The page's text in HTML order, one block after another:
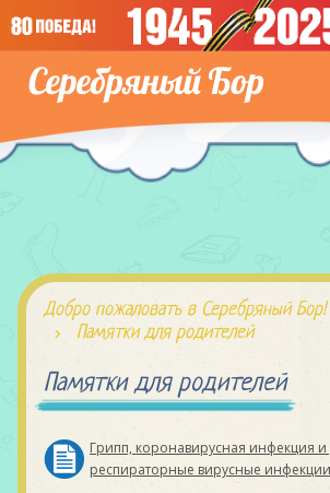
Добро пожаловать в Серебряный Бор!
Памятки для родителей
Памятки для родителей
Грипп, коронавирусная инфекция и
респираторные вирусные